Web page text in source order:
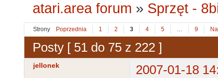
atari.area forum » Sprzęt -
Strony Poprzednia 1 2 3 4 5 … 9
Posty [ 51 do 75 z 222 ]
jellonek 2007-01-18